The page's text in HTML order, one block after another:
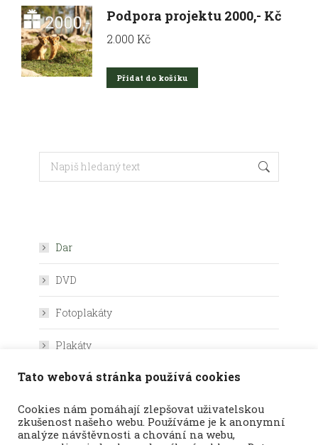
Podpora projektu 2000,- Kč
2.000 Kč
Přidat do košíku
Search:
Dar
DVD
Fotoplakáty
Plakáty
Výukové karty
Tato webová stránka používá cookies
Cookies nám pomáhají zlepšovat uživatelskou
zkušenost našeho webu. Používáme je k anonymní
analýze návštěvnosti a chování na webu,